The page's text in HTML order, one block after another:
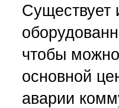
Существует
чтобы
основной
аварии